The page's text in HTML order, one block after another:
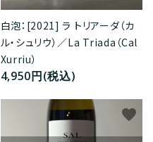
白泡：[2021] ラ トリアーダ（カ
ル・シュリウ）／La Triada（Cal
Xurriu）
4,950円(税込)
favorite